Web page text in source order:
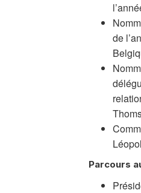
de
Parcours